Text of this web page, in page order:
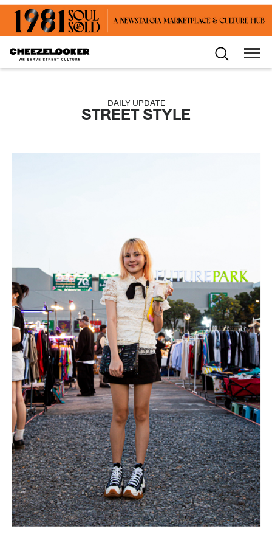
DAILY UPDATE
STREET STYLE